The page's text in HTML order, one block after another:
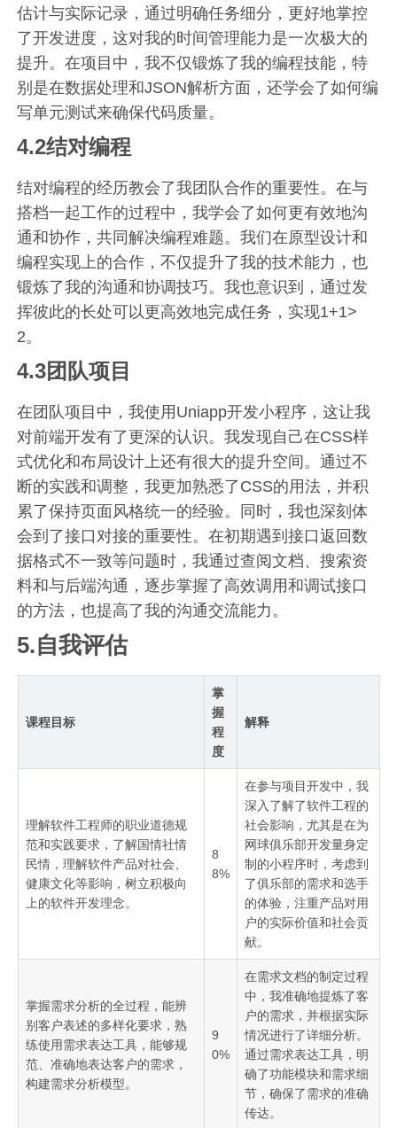
估计与实际记录，通过明确任务细分，更好地掌控
了开发进度，这对我的时间管理能力是一次极大的
提升。在项目中，我不仅锻炼了我的编程技能，特
别是在数据处理和JSON解析方面，还学会了如何编
写单元测试来确保代码质量。
4.2结对编程
结对编程的经历教会了我团队合作的重要性。在与
搭档一起工作的过程中，我学会了如何更有效地沟
通和协作，共同解决编程难题。我们在原型设计和
编程实现上的合作，不仅提升了我的技术能力，也
锻炼了我的沟通和协调技巧。我也意识到，通过发
挥彼此的长处可以更高效地完成任务，实现1+1>
2。
4.3团队项目
在团队项目中，我使用Uniapp开发小程序，这让我
对前端开发有了更深的认识。我发现自己在CSS样
式优化和布局设计上还有很大的提升空间。通过不
断的实践和调整，我更加熟悉了CSS的用法，并积
累了保持页面风格统一的经验。同时，我也深刻体
会到了接口对接的重要性。在初期遇到接口返回数
据格式不一致等问题时，我通过查阅文档、搜索资
料和与后端沟通，逐步掌握了高效调用和调试接口
的方法，也提高了我的沟通交流能力。
5.自我评估
课程目标
掌
握
程
度
解释
理解软件工程师的职业道德规
范和实践要求，了解国情社情
民情，理解软件产品对社会、
健康文化等影响，树立积极向
上的软件开发理念。
8
8%
在参与项目开发中，我
深入了解了软件工程的
社会影响，尤其是在为
网球俱乐部开发量身定
制的小程序时，考虑到
了俱乐部的需求和选手
的体验，注重产品对用
户的实际价值和社会贡
献。
掌握需求分析的全过程，能辨
别客户表述的多样化要求，熟
练使用需求表达工具，能够规
范、准确地表达客户的需求，
构建需求分析模型。
9
0%
在需求文档的制定过程
中，我准确地提炼了客
户的需求，并根据实际
情况进行了详细分析。
通过需求表达工具，明
确了功能模块和需求细
节，确保了需求的准确
传达。